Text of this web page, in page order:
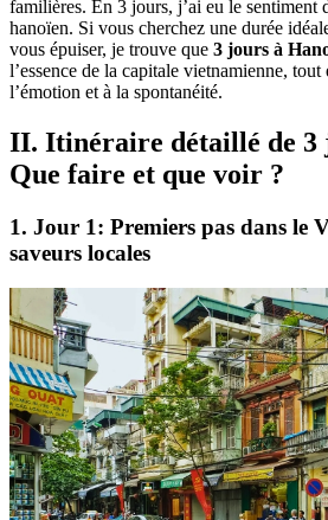
familières. En 3 jours, j’ai eu le sentiment
hanoïen. Si vous cherchez une durée
vous épuiser, je trouve que 3 jours à
l’essence de la capitale vietnamienne, tout
l’émotion et à la spontanéité.
II. Itinéraire détaillé de 3
Que faire et que voir ?
1. Jour 1: Premiers pas dans le
saveurs locales